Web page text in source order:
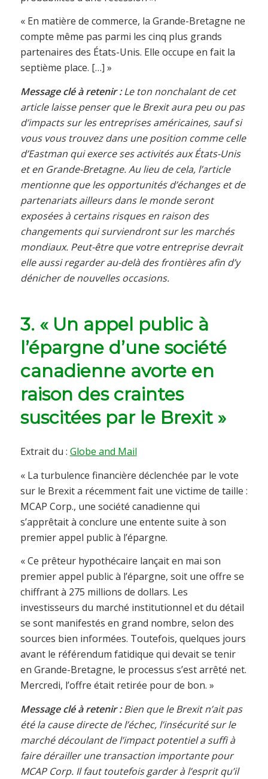
« En matière de commerce, la Grande-Bretagne ne
compte même pas parmi les cinq plus grands
partenaires des États-Unis. Elle occupe en fait la
septième place. […] »
Message clé à retenir :Le ton nonchalant de cet
article laisse penser que le Brexit aura peu ou pas
d’impacts sur les entreprises américaines, sauf si
vous vous trouvez dans une position comme celle
d’Eastman qui exerce ses activités aux États-Unis
et en Grande-Bretagne. Au lieu de cela, l’article
mentionne que les opportunités d’échanges et de
partenariats ailleurs dans le monde seront
exposées à certains risques en raison des
changements qui surviendront sur les marchés
mondiaux. Peut-être que votre entreprise devrait
elle aussi regarder au-delà des frontières afin d’y
dénicher de nouvelles occasions.
3. « Un appel public à
l’épargne d’une société
canadienne avorte en
raison des craintes
suscitées par le Brexit »
Extrait du : Globe and Mail
« La turbulence financière déclenchée par le vote
sur le Brexit a récemment fait une victime de taille :
MCAP Corp., une société canadienne qui
s’apprêtait à conclure une entente suite à son
premier appel public à l’épargne.
« Ce prêteur hypothécaire lançait en mai son
premier appel public à l’épargne, soit une offre se
chiffrant à 275 millions de dollars. Les
investisseurs du marché institutionnel et du détail
se sont manifestés en grand nombre, selon des
sources bien informées. Toutefois, quelques jours
avant le référendum fatidique qui devait se tenir
en Grande-Bretagne, le processus s’est arrêté net.
Mercredi, l’offre était retirée pour de bon. »
Message clé à retenir :Bien que le Brexit n’ait pas
été la cause directe de l’échec, l’insécurité sur le
marché découlant de l’impact potentiel a suffi à
faire dérailler une transaction importante pour
MCAP Corp. Il faut toutefois garder à l’esprit qu’il